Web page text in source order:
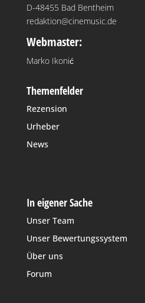
D-48455 Bad Bentheim
redaktion@cinemusic.de
Webmaster:
Marko Ikonić
Themenfelder
Rezension
Urheber
News
In eigener Sache
Unser Team
Unser Bewertungssystem
Über uns
Forum